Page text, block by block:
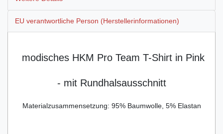
EU verantwortliche Person (Herstellerinformationen)
modisches HKM Pro Team T-Shirt in Pink
- mit Rundhalsausschnitt
Materialzusammensetzung: 95% Baumwolle, 5% Elastan